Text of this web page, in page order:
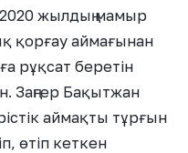
2020 жылдың мамыр
қорғау аймағынан
рұқсат беретін
Заңгер Бақытжан
аймақты тұрғын
өтіп кеткен